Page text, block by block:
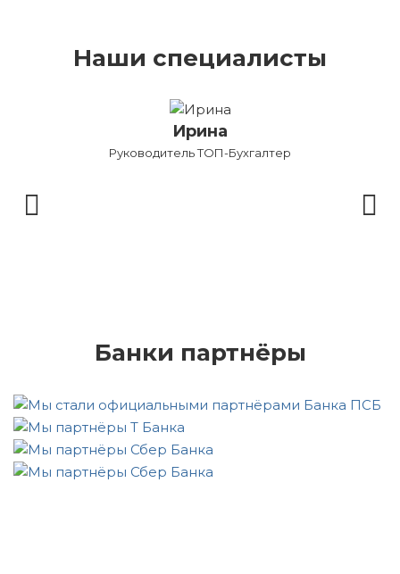
Наши специалисты
Ирина
Руководитель ТОП-Бухгалтер
Банки партнёры